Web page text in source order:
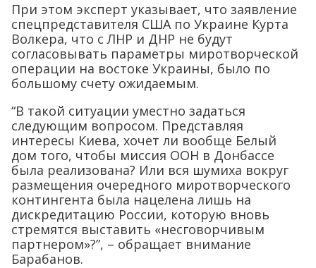
При этом эксперт указывает, что заявление
спецпредставителя США по Украине Курта
Волкера, что с ЛНР и ДНР не будут
согласовывать параметры миротворческой
операции на востоке Украины, было по
большому счету ожидаемым.
“В такой ситуации уместно задаться
следующим вопросом. Представляя
интересы Киева, хочет ли вообще Белый
дом того, чтобы миссия ООН в Донбассе
была реализована? Или вся шумиха вокруг
размещения очередного миротворческого
контингента была нацелена лишь на
дискредитацию России, которую вновь
стремятся выставить «несговорчивым
партнером»?”, – обращает внимание
Барабанов.